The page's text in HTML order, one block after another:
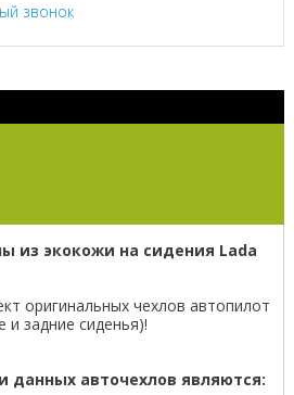
звонок
из экокожи на сидения Lada
оригинальных чехлов автопилот
и задние сиденья)!
данных авточехлов являются: